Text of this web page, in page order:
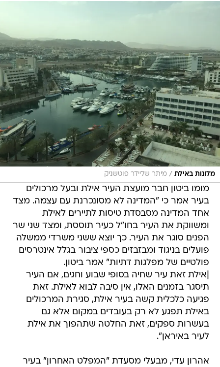
מלונות באילת / מיתר שליידר פוטשניק
מומו ביטון חבר מועצת העיר אילת ובעל מרכולים
בעיר אמר כי "המדינה לא מסונכרנת עם עצמה. מצד
אחד המדינה מסבסדת טיסות לתיירים לאילת
ומשווקת את העיר בחו"ל כעיר תוססת, ומצד שני שר
הפנים סוגר את העיר. כך יוצא ששני משרדי ממשלה
פועלים בניגוד ומבזבזים כספי ציבור בגלל אינטרסים
פולטיים של מפלגות דתיות" אמר ביטון.
|אילת זאת עיר שחיה בסופי שבוע וחגים, אם העיר
תיסגר בזמנים האלו, אין סיבה לבוא לאילת. זאת
פגיעה כלכלית קשה בעיר אילת, סגירת המרכולים
באילת תפגע לא רק בעובדים במקום אלא גם
בעשרות ספקים, זאת החלטה שתהפוך את אילת
לעיר באיראן".
אהרון עדי, מבעלי מסעדת "המפלט האחרון" בעיר